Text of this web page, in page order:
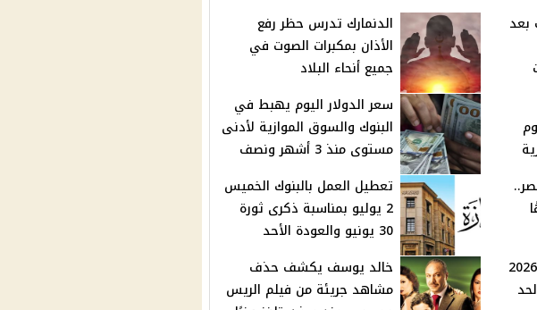
بعد
الدنمارك تدرس حظر رفع
الأذان بمكبرات الصوت في
جميع أنحاء البلاد
سعر الدولار اليوم يهبط في
البنوك والسوق الموازية لأدنى
مستوى منذ 3 أشهر ونصف
تعطيل العمل بالبنوك الخميس
2 يوليو بمناسبة ذكرى ثورة
30 يونيو والعودة الأحد
موعد صرف مرتبات يوليو 2026
خالد يوسف يكشف حذف
مشاهد جريئة من فيلم الريس